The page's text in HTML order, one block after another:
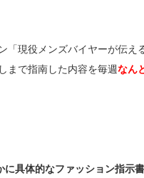
「現役メンズバイヤーが伝え
まで指南した内容を毎週なん
に具体的なファッション指示